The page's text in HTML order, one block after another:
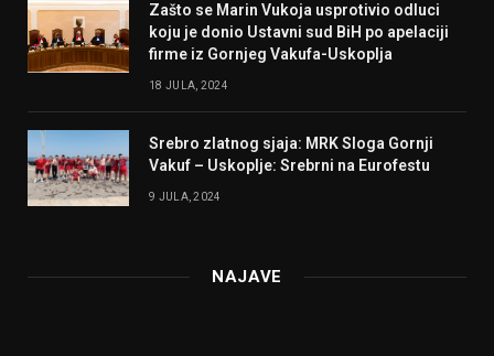
Zašto se Marin Vukoja usprotivio odluci
koju je donio Ustavni sud BiH po apelaciji
firme iz Gornjeg Vakufa-Uskoplja
18 JULA, 2024
Srebro zlatnog sjaja: MRK Sloga Gornji
Vakuf – Uskoplje: Srebrni na Eurofestu
9 JULA, 2024
NAJAVE